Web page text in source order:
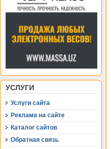
УСЛУГИ
Услуги сайта
Реклама на сайте
Каталог сайтов
Обратная связь